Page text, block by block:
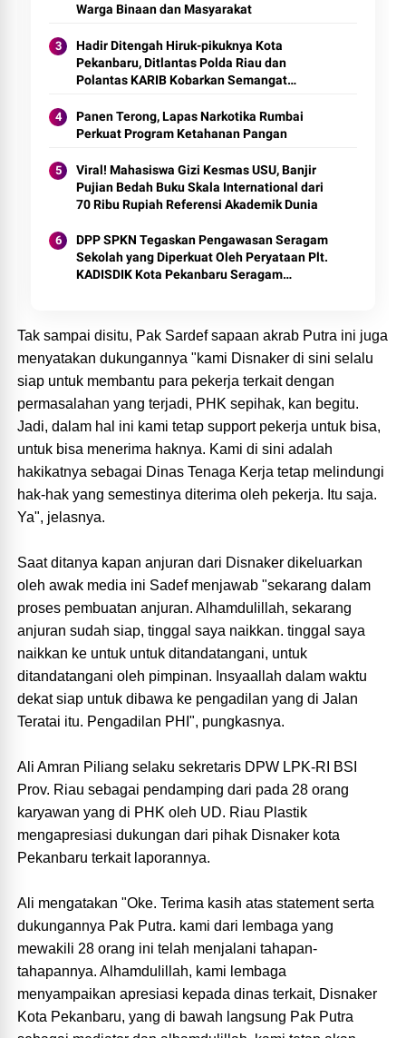
Warga Binaan dan Masyarakat
Hadir Ditengah Hiruk-pikuknya Kota
Pekanbaru, Ditlantas Polda Riau dan
Polantas KARIB Kobarkan Semangat
Policing Jelang HUT RI Ke-81 Tahun
Panen Terong, Lapas Narkotika Rumbai
Perkuat Program Ketahanan Pangan
Viral! Mahasiswa Gizi Kesmas USU, Banjir
Pujian Bedah Buku Skala International dari
70 Ribu Rupiah Referensi Akademik Dunia
DPP SPKN Tegaskan Pengawasan Seragam
Sekolah yang Diperkuat Oleh Peryataan Plt.
KADISDIK Kota Pekanbaru Seragam
Tak sampai disitu, Pak Sardef sapaan akrab Putra ini juga
menyatakan dukungannya "kami Disnaker di sini selalu
siap untuk membantu para pekerja terkait dengan
permasalahan yang terjadi, PHK sepihak, kan begitu.
Jadi, dalam hal ini kami tetap support pekerja untuk bisa,
untuk bisa menerima haknya. Kami di sini adalah
hakikatnya sebagai Dinas Tenaga Kerja tetap melindungi
hak-hak yang semestinya diterima oleh pekerja. Itu saja.
Ya", jelasnya.
Saat ditanya kapan anjuran dari Disnaker dikeluarkan
oleh awak media ini Sadef menjawab "sekarang dalam
proses pembuatan anjuran. Alhamdulillah, sekarang
anjuran sudah siap, tinggal saya naikkan. tinggal saya
naikkan ke untuk untuk ditandatangani, untuk
ditandatangani oleh pimpinan. Insyaallah dalam waktu
dekat siap untuk dibawa ke pengadilan yang di Jalan
Teratai itu. Pengadilan PHI", pungkasnya.
Ali Amran Piliang selaku sekretaris DPW LPK-RI BSI
Prov. Riau sebagai pendamping dari pada 28 orang
karyawan yang di PHK oleh UD. Riau Plastik
mengapresiasi dukungan dari pihak Disnaker kota
Pekanbaru terkait laporannya.
Ali mengatakan "Oke. Terima kasih atas statement serta
dukungannya Pak Putra. kami dari lembaga yang
mewakili 28 orang ini telah menjalani tahapan-
tahapannya. Alhamdulillah, kami lembaga
menyampaikan apresiasi kepada dinas terkait, Disnaker
Kota Pekanbaru, yang di bawah langsung Pak Putra